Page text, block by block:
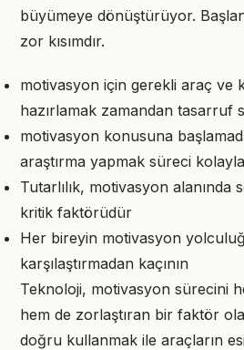
büyümeye dönüştürüyor.
zor kısımdır.
motivasyon için gerekli araç ve
hazırlamak zamandan tasarruf
motivasyon konusuna
araştırma yapmak süreci
Tutarlılık, motivasyon alanında
kritik faktörüdür
Her bireyin motivasyon
karşılaştırmadan kaçının
Teknoloji, motivasyon sürecini
hem de zorlaştıran bir faktör
doğru kullanmak ile araçların